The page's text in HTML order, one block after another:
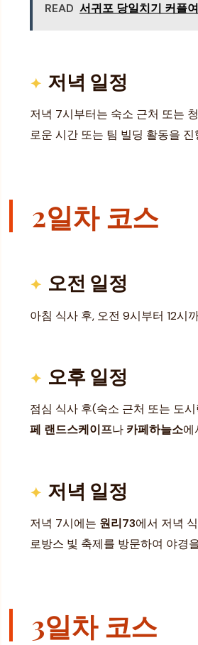
READ 서귀포 당일치기 커플
저녁 일정
저녁 7시부터는 숙소 근처 또는
로운 시간 또는 팀 빌딩 활동을
2일차 코스
오전 일정
아침 식사 후, 오전 9시부터 12시
오후 일정
점심 식사 후(숙소 근처 또는 도
페 랜드스케이프나 카페하늘소에
저녁 일정
저녁 7시에는 원리73에서 저녁
로방스 빛 축제를 방문하여 야경
3일차 코스